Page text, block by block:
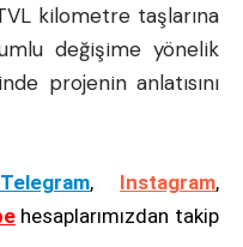
kilometre taşlarına
değişime yönelik
projenin anlatısını
Telegram, Instagram,
hesaplarımızdan takip